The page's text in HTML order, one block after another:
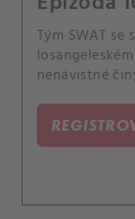
Tým SWAT se
nenávistné
kamarády,
odškodnění a
odcizeným